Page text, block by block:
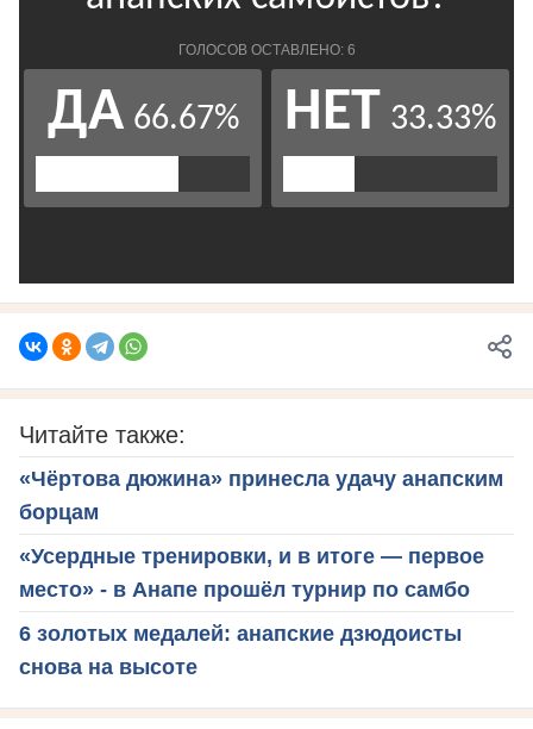
Читайте также:
«Чёртова дюжина» принесла удачу анапским
борцам
«Усердные тренировки, и в итоге — первое
место» - в Анапе прошёл турнир по самбо
6 золотых медалей: анапские дзюдоисты
снова на высоте